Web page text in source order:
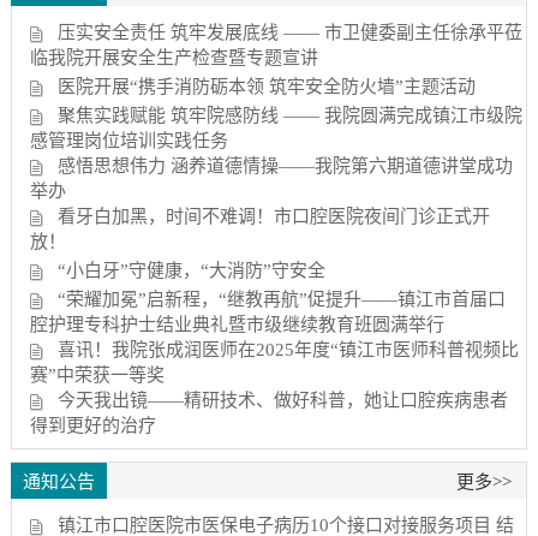
压实安全责任 筑牢发展底线 —— 市卫健委副主任徐承平莅
临我院开展安全生产检查暨专题宣讲
医院开展“携手消防砺本领 筑牢安全防火墙”主题活动
聚焦实践赋能 筑牢院感防线 —— 我院圆满完成镇江市级院
感管理岗位培训实践任务
感悟思想伟力 涵养道德情操——我院第六期道德讲堂成功
举办
看牙白加黑，时间不难调！市口腔医院夜间门诊正式开
放！
“小白牙”守健康，“大消防”守安全
“荣耀加冕”启新程，“继教再航”促提升——镇江市首届口
腔护理专科护士结业典礼暨市级继续教育班圆满举行
喜讯！我院张成润医师在2025年度“镇江市医师科普视频比
赛”中荣获一等奖
今天我出镜——精研技术、做好科普，她让口腔疾病患者
得到更好的治疗
通知公告 更多>>
镇江市口腔医院市医保电子病历10个接口对接服务项目 结